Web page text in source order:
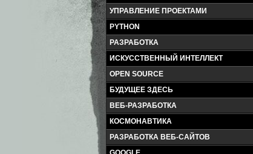
УПРАВЛЕНИЕ ПРОЕКТАМИ
PYTHON
РАЗРАБОТКА
ИСКУССТВЕННЫЙ ИНТЕЛЛЕКТ
OPEN SOURCE
БУДУЩЕЕ ЗДЕСЬ
ВЕБ-РАЗРАБОТКА
КОСМОНАВТИКА
РАЗРАБОТКА ВЕБ-САЙТОВ